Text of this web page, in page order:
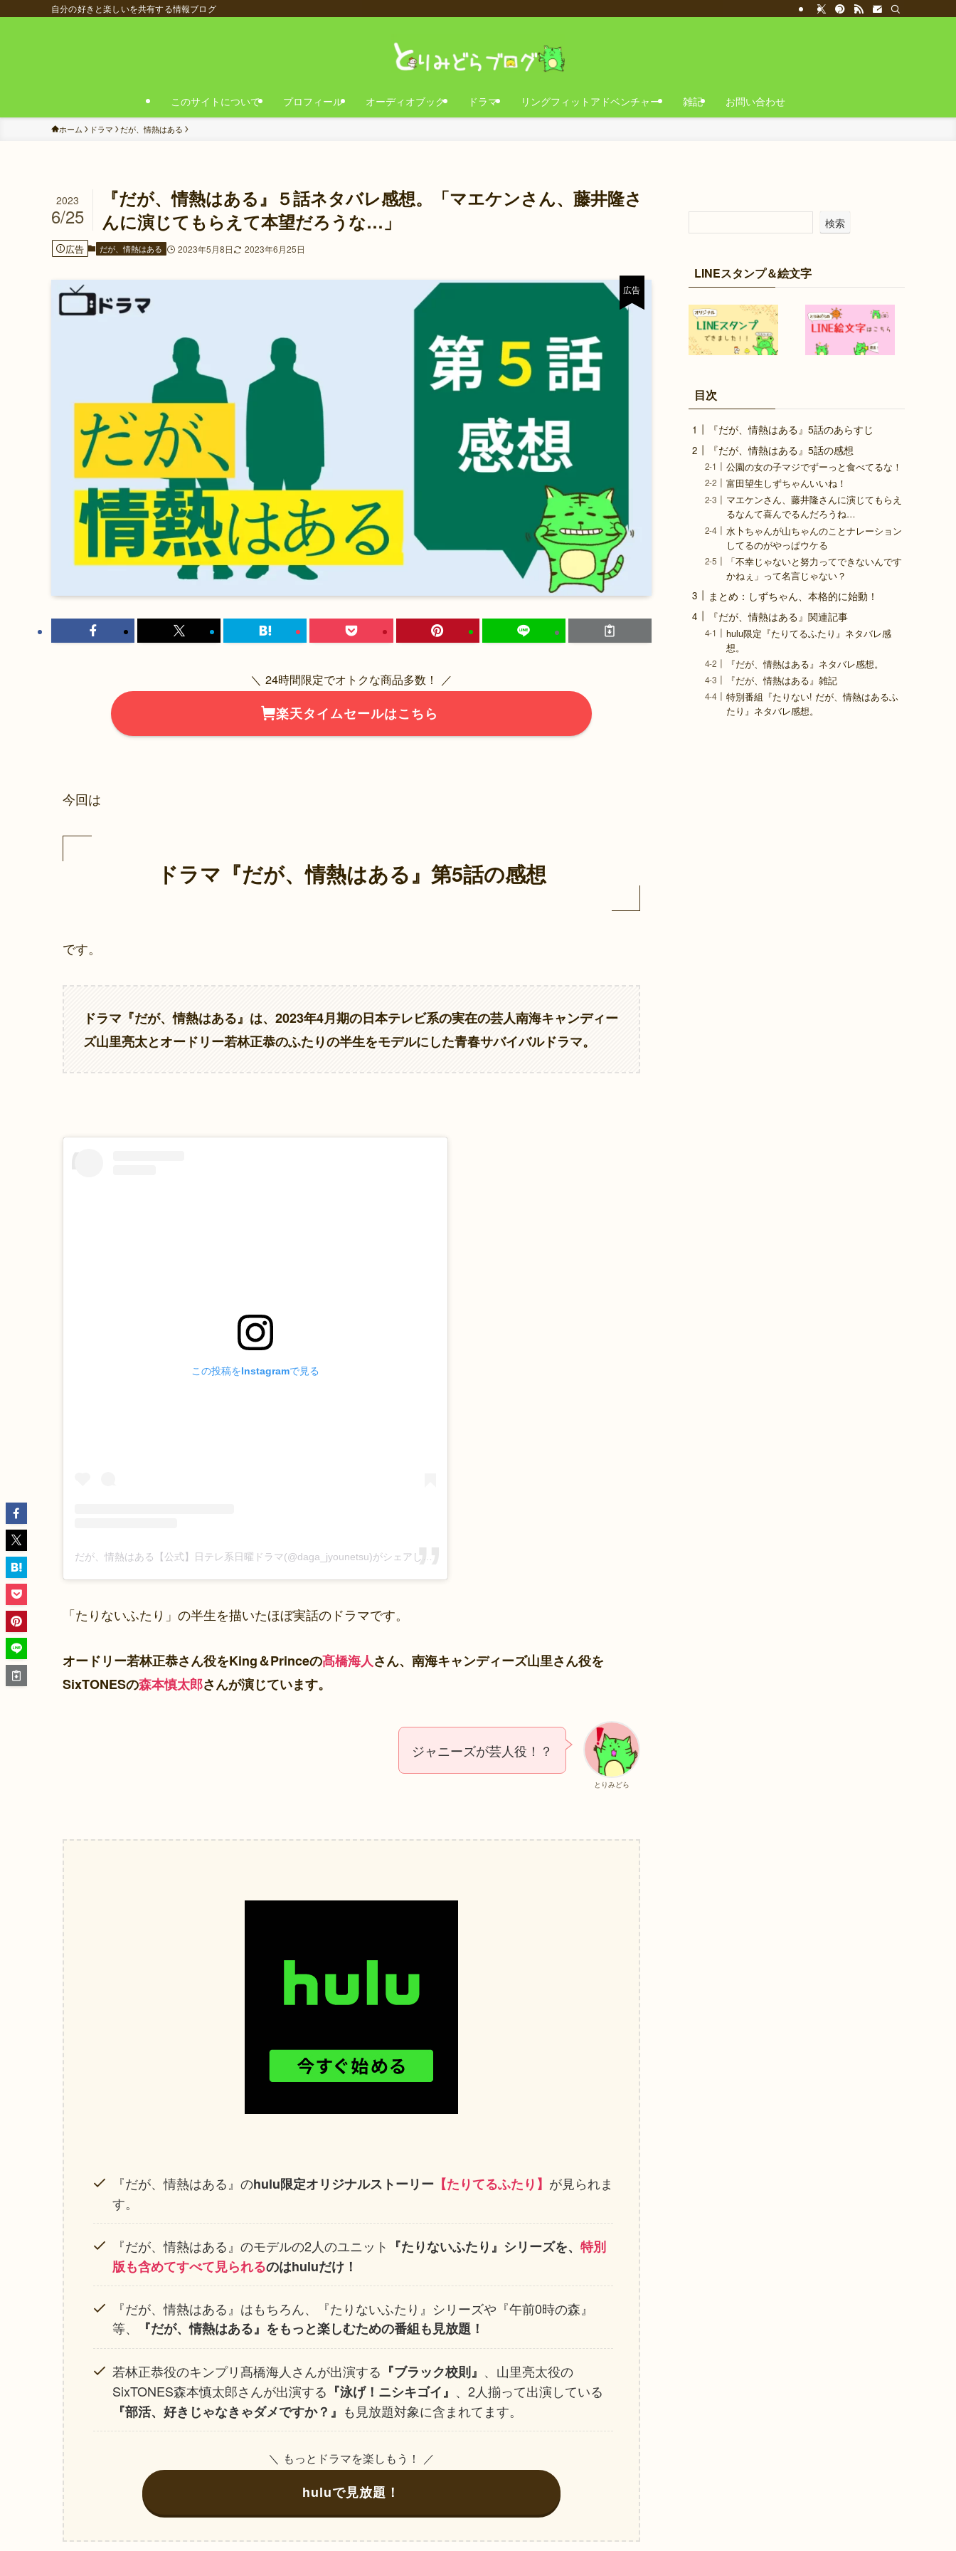
自分の好きと楽しいを共有する情報ブログ
このサイトについて プロフィール オーディオブック ドラマ リングフィットアドベンチャー 雑記 お問い合わせ
ホーム ドラマ だが、情熱はある
『だが、情熱はある』５話ネタバレ感想。「マエケンさん、藤井隆さ
んに演じてもらえて本望だろうな…」
2023
6/25
広告 だが、情熱はある 2023年5月8日 2023年6月25日
＼ 24時間限定でオトクな商品多数！ ／
楽天タイムセールはこちら
今回は
ドラマ『だが、情熱はある』第5話の感想
です。
ドラマ『だが、情熱はある』は、2023年4月期の日本テレビ系の実在の芸人南海キャンディー
ズ山里亮太とオードリー若林正恭のふたりの半生をモデルにした青春サバイバルドラマ。
この投稿をInstagramで見る
だが、情熱はある【公式】日テレ系日曜ドラマ(@daga_jyounetsu)がシェアした投稿
「たりないふたり」の半生を描いたほぼ実話のドラマです。
オードリー若林正恭さん役をKing＆Princeの髙橋海人さん、南海キャンディーズ山里さん役を
SixTONESの森本慎太郎さんが演じています。
とりみどら
ジャニーズが芸人役！？
『だが、情熱はある』のhulu限定オリジナルストーリー【たりてるふたり】 が見られま
す。
『だが、情熱はある』のモデルの2人のユニット 『たりないふたり』シリーズを、 特別
版も含めてすべて見られるのはhuluだけ！
『だが、情熱はある』はもちろん、『たりないふたり』シリーズや『午前0時の森』
等、
『だが、情熱はある』をもっと楽しむための番組も見放題！
若林正恭役のキンプリ髙橋海人さんが出演する 『ブラック校則』 、山里亮太役の
SixTONES森本慎太郎さんが出演する 『泳げ！ニシキゴイ』 、2人揃って出演している
『部活、好きじゃなきゃダメですか？』 も見放題対象に含まれてます。
＼ もっとドラマを楽しもう！ ／
huluで見放題！
検索
LINEスタンプ＆絵文字
目次
『だが、情熱はある』5話のあらすじ
『だが、情熱はある』5話の感想
公園の女の子マジでずーっと食べてるな！
富田望生しずちゃんいいね！
マエケンさん、藤井隆さんに演じてもらえ
るなんて喜んでるんだろうね…
水卜ちゃんが山ちゃんのことナレーション
してるのがやっぱウケる
「不幸じゃないと努力ってできないんです
かねぇ」って名言じゃない？
まとめ：しずちゃん、本格的に始動！
『だが、情熱はある』関連記事
hulu限定『たりてるふたり』ネタバレ感
想。
『だが、情熱はある』ネタバレ感想。
『だが、情熱はある』雑記
特別番組『たりない! だが、情熱はあるふ
たり』ネタバレ感想。